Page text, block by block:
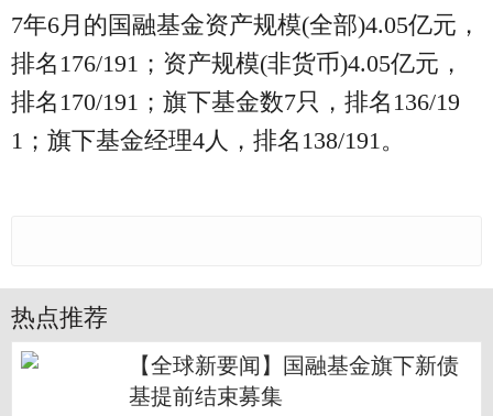
7年6月的国融基金资产规模(全部)4.05亿元，
排名176/191；资产规模(非货币)4.05亿元，
排名170/191；旗下基金数7只，排名136/19
1；旗下基金经理4人，排名138/191。
热点推荐
【全球新要闻】国融基金旗下新债
基提前结束募集